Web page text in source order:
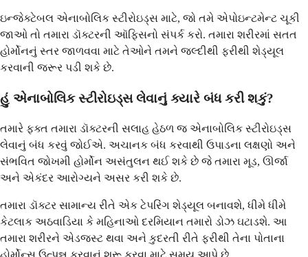
ઇન્જેક્ટેબલ એનાબોલિક સ્ટીરોઇડ્સ માટે, જો તમે એપોઇન્ટમેન્ટ ચૂકી
જાઓ તો તમારા ડૉક્ટરની ઑફિસનો સંપર્ક કરો. તમારા શરીરમાં સતત
હોર્મોનનું સ્તર જાળવવા માટે તેઓને તમને જલ્દીથી ફરીથી શેડ્યૂલ
કરવાની જરૂર પડી શકે છે.
હું એનાબોલિક સ્ટીરોઇડ્સ લેવાનું ક્યારે બંધ કરી શકું?
તમારે ફક્ત તમારા ડૉક્ટરની સલાહ હેઠળ જ એનાબોલિક સ્ટીરોઇડ્સ
લેવાનું બંધ કરવું જોઈએ. અચાનક બંધ કરવાથી ઉપાડના લક્ષણો અને
સંભવિત જોખમી હોર્મોન અસંતુલન થઈ શકે છે જે તમારા મૂડ, ઊર્જા
અને એકંદર આરોગ્યને અસર કરી શકે છે.
તમારા ડૉક્ટર સામાન્ય રીતે એક ટેપરિંગ શેડ્યૂલ બનાવશે, ધીમે ધીમે
કેટલાક અઠવાડિયા કે મહિનાઓ દરમિયાન તમારો ડોઝ ઘટાડશે. આ
તમારા શરીરને એડજસ્ટ થવા અને કુદરતી રીતે ફરીથી તેના પોતાના